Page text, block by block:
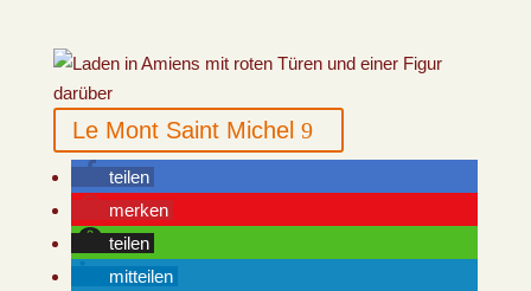
Le Mont Saint Michel
teilen
merken
teilen
mitteilen